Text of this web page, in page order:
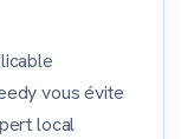
vous évite
local